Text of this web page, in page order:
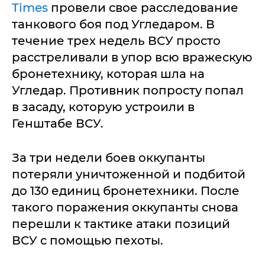
Times провели свое расследование
танкового боя под Угледаром. В
течение трех недель ВСУ просто
расстреливали в упор всю вражескую
бронетехнику, которая шла на
Угледар. Противник попросту попал
в засаду, которую устроили в
Генштабе ВСУ.
За три недели боев оккупанты
потеряли уничтоженной и подбитой
до 130 единиц бронетехники. После
такого поражения оккупанты снова
перешли к тактике атаки позиций
ВСУ с помощью пехоты.